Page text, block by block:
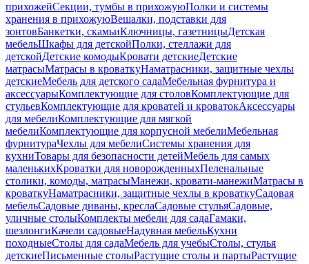
прихожейСекции, тумбы в прихожуюПолки и системы
хранения в прихожуюВешалки, подставки для
зонтовБанкетки, скамьиКлючницы, газетницыДетская
мебельШкафы для детскойПолки, стеллажи для
детскойДетские комодыКровати детскиеДетские
матрасыМатрасы в кроваткуНаматрасники, защитные чехлы
детскиеМебель для детского садаМебельная фурнитура и
аксессуарыКомплектующие для столовКомплектующие для
стульевКомплектующие для кроватей и кроватокАксессуары
для мебелиКомплектующие для мягкой
мебелиКомплектующие для корпусной мебелиМебельная
фурнитураЧехлы для мебелиСистемы хранения для
кухниТовары для безопасности детейМебель для самых
маленькихКроватки для новорожденныхПеленальные
столики, комоды, матрасыМанежи, кровати-манежиМатрасы в
кроваткуНаматрасники, защитные чехлы в кроваткуСадовая
мебельСадовые диваны, креслаСадовые стульяСадовые,
уличные столыКомплекты мебели для садаГамаки,
шезлонгиКачели садовыеНадувная мебельКухни
походныеСтолы для садаМебель для учебыСтолы, стулья
детскиеПисьменные столыРастущие столы и партыРастущие